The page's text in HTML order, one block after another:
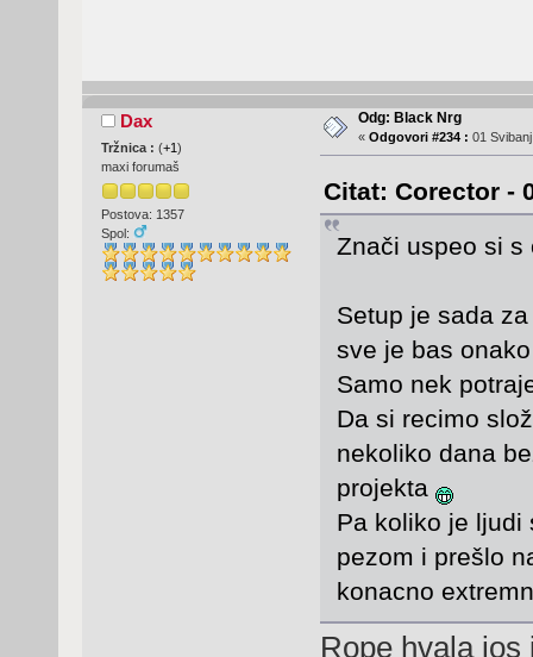
Dax
Tržnica : (+1)
maxi forumaš
Postova: 1357
Spol:
Odg: Black Nrg
« Odgovori #234 : 01
Citat: Corector -
Znači uspeo si s
Setup je sada
sve je bas
Samo nek
Da si recimo
nekoliko dana
projekta
Pa koliko je ljudi
pezom i prešlo
konacno
Rope hvala